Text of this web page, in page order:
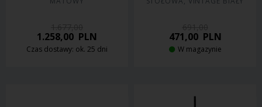
1.258,00 PLN
Czas dostawy: ok. 25 dni
471,00PLN
W magazynie